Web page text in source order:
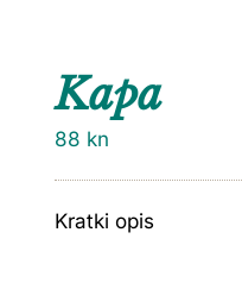
Kapa
88 kn
Kratki opis